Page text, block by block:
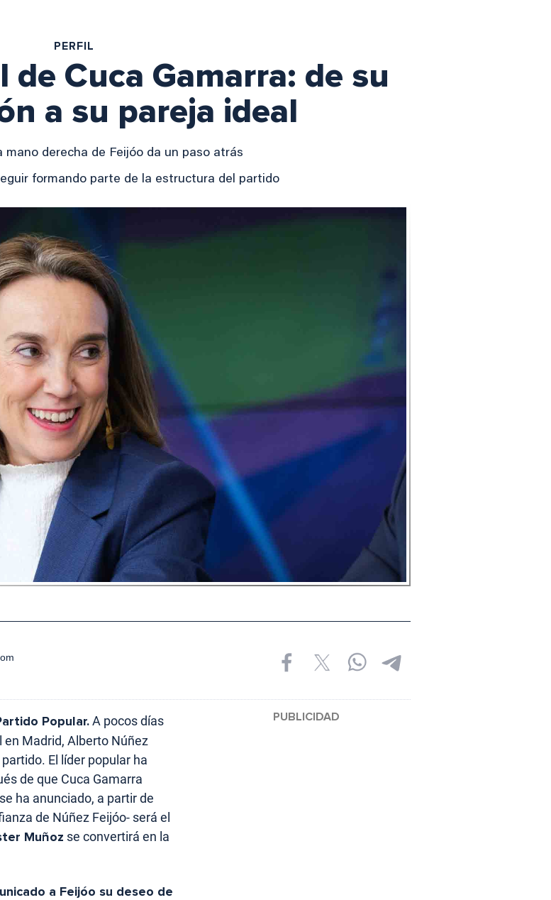
PERFIL
de Cuca Gamarra: de su
a su pareja ideal
mano derecha de Feijóo da un paso atrás
formando parte de la estructura del partido
Popular.A pocos días
en Madrid, Alberto Núñez
El líder popular ha
de que Cuca Gamarra
ha anunciado, a partir de
de Núñez Feijóo- será el
Muñoz se convertirá en la
a Feijóo su deseo de